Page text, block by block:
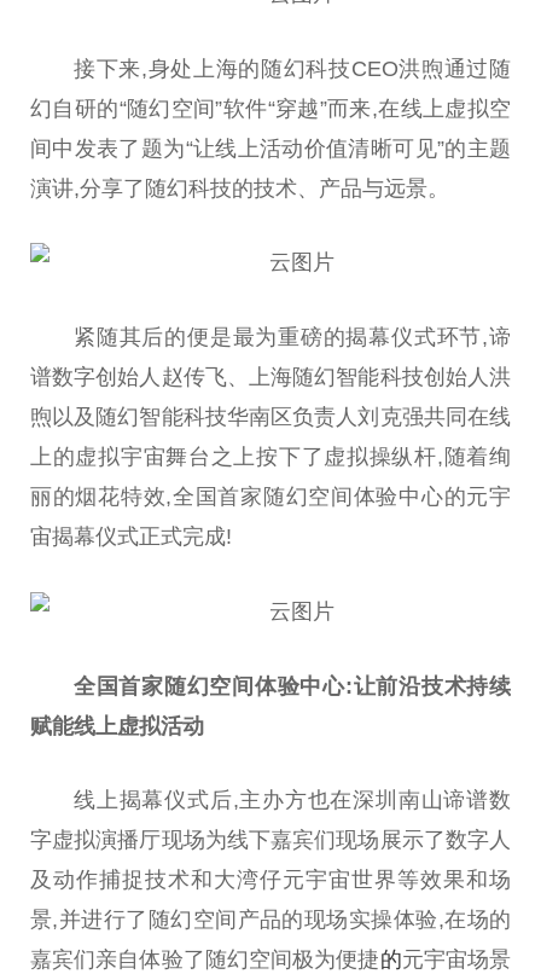
接下来,身处上海的随幻科技CEO洪煦通过随
幻自研的“随幻空间”软件“穿越”而来,在线上虚拟空
间中发表了题为“让线上活动价值清晰可见”的主题
演讲,分享了随幻科技的技术、产品与远景。
紧随其后的便是最为重磅的揭幕仪式环节,谛
谱数字创始人赵传飞、上海随幻智能科技创始人洪
煦以及随幻智能科技华南区负责人刘 克强共同在线
上的虚拟宇宙舞台 之上按下了虚拟操纵杆,随着绚
丽的烟花特效,全国首家随幻空间体验中心的元宇
宙揭幕仪式正式完成!
全国首家随幻空间体验中心:让前沿技术持续
赋能线上虚拟活动
线上揭幕仪式后,主办方也在深圳南山谛谱数
字虚拟演播厅现场为线下嘉宾们现场展示了数字人
及动作捕捉技术和大湾仔元宇宙世界等效果和场
景,并进行了随幻空间产品的现场实操体验,在场的
嘉宾们亲自体验了随幻空间极为便捷的元宇宙场景